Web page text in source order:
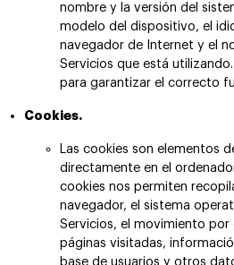
nombre y la versión del
modelo del dispositivo, el
navegador de Internet y el
Servicios que está
para garantizar el correcto
Cookies.
Las cookies son elementos
directamente en el
cookies nos permiten
navegador, el sistema
Servicios, el movimiento por
páginas visitadas,
base de usuarios y otros